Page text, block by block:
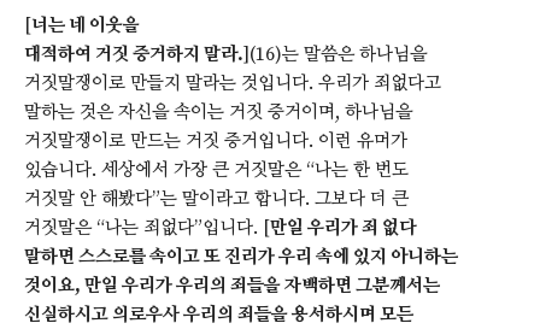
[너는 네 이웃을
대적하여 거짓 증거하지 말라.](16)는 말씀은 하나님을
거짓말쟁이로 만들지 말라는 것입니다. 우리가 죄없다고
말하는 것은 자신을 속이는 거짓 증거이며, 하나님을
거짓말쟁이로 만드는 거짓 증거입니다. 이런 유머가
있습니다. 세상에서 가장 큰 거짓말은 “나는 한 번도
거짓말 안 해봤다”는 말이라고 합니다. 그보다 더 큰
거짓말은 “나는 죄없다”입니다. [만일 우리가 죄 없다
말하면 스스로를 속이고 또 진리가 우리 속에 있지 아니하는
것이요, 만일 우리가 우리의 죄들을 자백하면 그분께서는
신실하시고 의로우사 우리의 죄들을 용서하시며 모든